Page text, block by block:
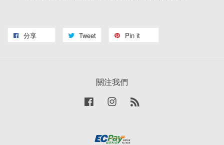
分享 Tweet Pin it
關注我們
Facebook Instagram